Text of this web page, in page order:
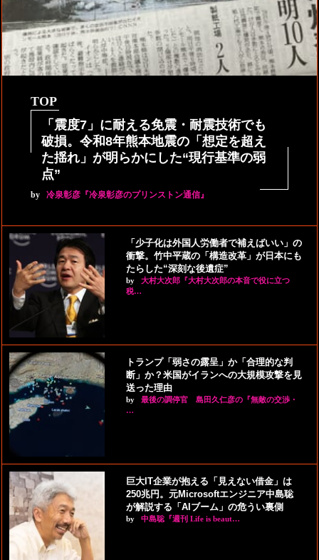
TOP
「震度7」に耐える免震・耐震技術でも
破損。令和8年熊本地震の「想定を超え
た揺れ」が明らかにした“現行基準の弱
点”
by 冷泉彰彦『冷泉彰彦のプリンストン通信』
「少子化は外国人労働者で補えばいい」の
衝撃。竹中平蔵の「構造改革」が日本にも
たらした“深刻な後遺症”
by
大村大次郎『大村大次郎の本音で役に立つ
税…
トランプ「弱さの露呈」か「合理的な判
断」か？米国がイランへの大規模攻撃を見
送った理由
by
最後の調停官 島田久仁彦の『無敵の交渉・
…
巨大IT企業が抱える「見えない借金」は
250兆円。元Microsoftエンジニア中島聡
が解説する「AIブーム」の危うい裏側
by 中島聡『週刊 Life is beaut…